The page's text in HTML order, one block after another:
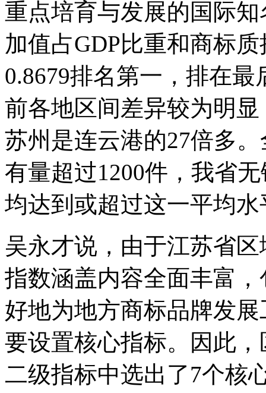
重点培育与发展的国际
加值占GDP比重和商标
0.8679排名第一，排在
前各地区间差异较为明
苏州是连云港的27倍多
有量超过1200件，我省
均达到或超过这一平均水
吴永才说，由于江苏省
指数涵盖内容全面丰富
好地为地方商标品牌发
要设置核心指标。因此
二级指标中选出了7个核